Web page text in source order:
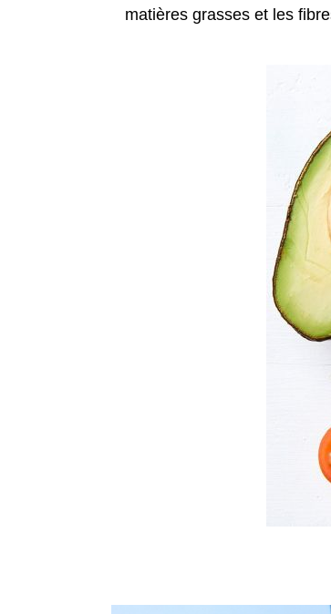
matières grasses et les